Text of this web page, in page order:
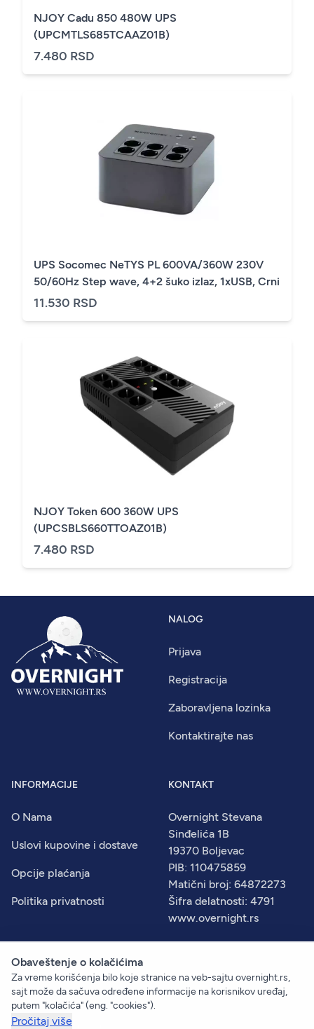
NJOY Cadu 850 480W UPS
(UPCMTLS685TCAAZ01B)
7.480 RSD
UPS Socomec NeTYS PL 600VA/360W 230V
50/60Hz Step wave, 4+2 šuko izlaz, 1xUSB, Crni
11.530 RSD
NJOY Token 600 360W UPS
(UPCSBLS660TTOAZ01B)
7.480 RSD
NALOG
Prijava
Registracija
Zaboravljena lozinka
Kontaktirajte nas
INFORMACIJE
O Nama
Uslovi kupovine i dostave
Opcije plaćanja
Politika privatnosti
KONTAKT
Overnight Stevana
Sinđelića 1B
19370 Boljevac
PIB: 110475859
Matični broj: 64872273
Šifra delatnosti: 4791
www.overnight.rs
© 2026Overnight. Sva prava zadržana.
Created by:Dejan Vukelić
Obaveštenje o kolačićima
Za vreme korišćenja bilo koje stranice na veb-sajtu overnight.rs,
sajt može da sačuva određene informacije na korisnikov uređaj,
putem "kolačića" (eng. "cookies").
Pročitaj više